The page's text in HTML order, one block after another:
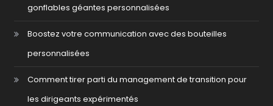
gonflables géantes personnalisées
Boostez votre communication avec des bouteilles
personnalisées
Comment tirer parti du management de transition pour
les dirigeants expérimentés